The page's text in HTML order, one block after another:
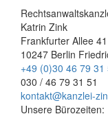
Katrin Zink
Frankfurter Allee 41
10247 Berlin
+49 (0)30 46 79 31
030 / 46 79 31 51
kontakt@kanzlei-
Unsere Bürozeiten: